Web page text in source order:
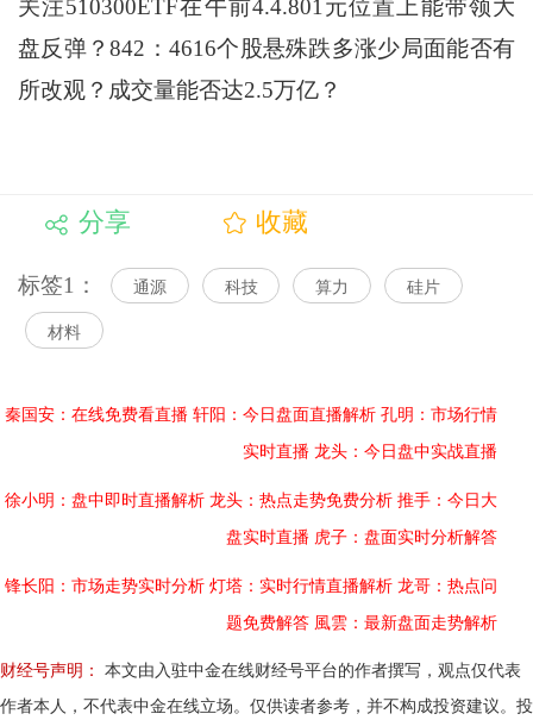
关注510300ETF在午前4.4.801元位置上能带领大
盘反弹？842：4616个股悬殊跌多涨少局面能否有
所改观？成交量能否达2.5万亿？
分享 收藏
标签1： 通源 科技 算力 硅片
材料
秦国安：在线免费看直播 轩阳：今日盘面直播解析 孔明：市场行情
实时直播 龙头：今日盘中实战直播
徐小明：盘中即时直播解析 龙头：热点走势免费分析 推手：今日大
盘实时直播 虎子：盘面实时分析解答
锋长阳：市场走势实时分析 灯塔：实时行情直播解析 龙哥：热点问
题免费解答 風雲：最新盘面走势解析
财经号声明：
本文由入驻中金在线财经号平台的作者撰写，观点仅代表
作者本人，不代表中金在线立场。仅供读者参考，并不构成投资建议。投